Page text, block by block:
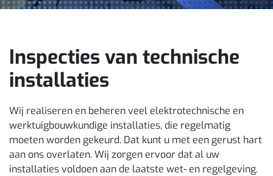
Inspecties van technische
installaties
Wij realiseren en beheren veel elektrotechnische en
werktuigbouwkundige installaties, die regelmatig
moeten worden gekeurd. Dat kunt u met een gerust hart
aan ons overlaten. Wij zorgen ervoor dat al uw
installaties voldoen aan de laatste wet- en regelgeving.